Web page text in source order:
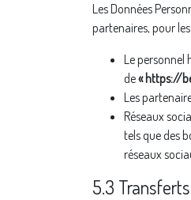
Les Données
partenaires, pour
Le personnel
de« https://
Les
Réseaux
tels que des
réseaux
5.3